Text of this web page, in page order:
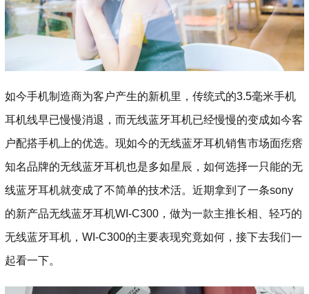
如今手机制造商为客户产生的新机里，传统式的3.5毫米手机
耳机线早已慢慢消退，而无线蓝牙耳机已经慢慢的变成如今客
户配搭手机上的优选。现如今的无线蓝牙耳机销售市场面疙瘩
知名品牌的无线蓝牙耳机也是多如星辰，如何选择一只能的无
线蓝牙耳机就变成了不简单的技术活。近期拿到了一条sony
的新产品无线蓝牙耳机WI-C300，做为一款主推长相、轻巧的
无线蓝牙耳机，WI-C300的主要表现究竟如何，接下去我们一
起看一下。